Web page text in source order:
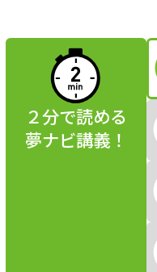
２分で読める
夢ナビ講義！